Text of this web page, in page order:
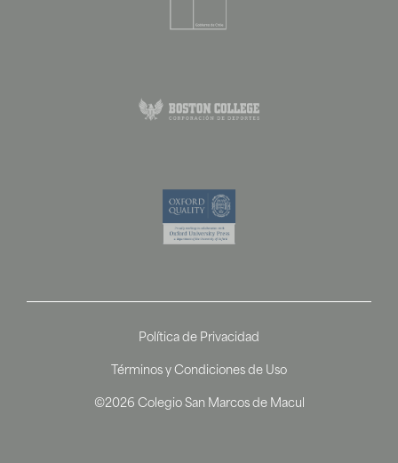
©2026 Colegio San Marcos de Macul
Política de Privacidad
Términos y Condiciones de Uso